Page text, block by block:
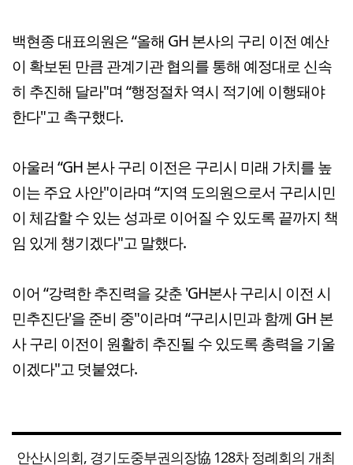
백현종 대표의원은 “올해 GH 본사의 구리 이전 예산
이 확보된 만큼 관계기관 협의를 통해 예정대로 신속
히 추진해 달라"며 “행정절차 역시 적기에 이행돼야
한다"고 촉구했다.
아울러 “GH 본사 구리 이전은 구리시 미래 가치를 높
이는 주요 사안"이라며 “지역 도의원으로서 구리시민
이 체감할 수 있는 성과로 이어질 수 있도록 끝까지 책
임 있게 챙기겠다"고 말했다.
이어 “강력한 추진력을 갖춘 'GH본사 구리시 이전 시
민추진단'을 준비 중"이라며 “구리시민과 함께 GH 본
사 구리 이전이 원활히 추진될 수 있도록 총력을 기울
이겠다"고 덧붙였다.
안산시의회, 경기도중부권의장協 128차 정례회의 개최